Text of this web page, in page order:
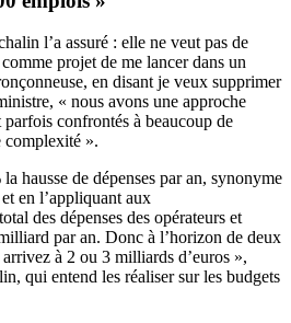
l’a assuré : elle ne veut pas de
projet de me lancer dans un
en disant je veux supprimer
« nous avons une approche
confrontés à beaucoup de
complexité ».
hausse de dépenses par an, synonyme
en l’appliquant aux
des dépenses des opérateurs et
par an. Donc à l’horizon de deux
à 2 ou 3 milliards d’euros »,
qui entend les réaliser sur les budgets